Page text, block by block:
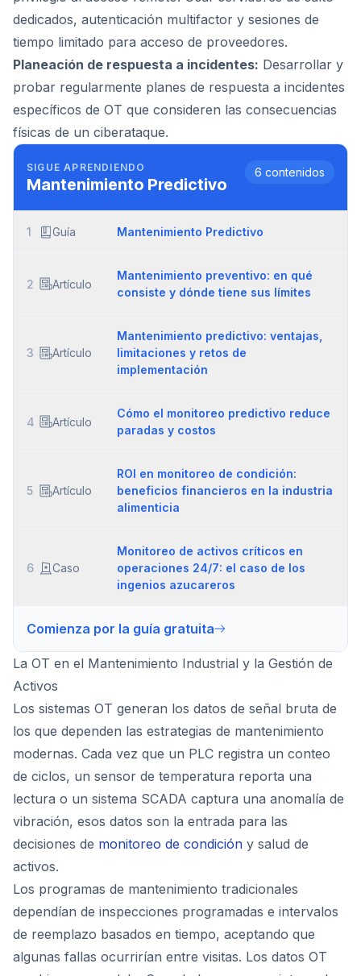
dedicados, autenticación multifactor y sesiones de
tiempo limitado para acceso de proveedores.
Planeación de respuesta a incidentes: Desarrollar y
probar regularmente planes de respuesta a incidentes
específicos de OT que consideren las consecuencias
físicas de un ciberataque.
SIGUE APRENDIENDO
Mantenimiento Predictivo
6 contenidos
1 Guía Mantenimiento Predictivo
2 Artículo
Mantenimiento preventivo: en qué
consiste y dónde tiene sus límites
3 Artículo
Mantenimiento predictivo: ventajas,
limitaciones y retos de
implementación
4 Artículo
Cómo el monitoreo predictivo reduce
paradas y costos
5 Artículo
ROI en monitoreo de condición:
beneficios financieros en la industria
alimenticia
6 Caso
Monitoreo de activos críticos en
operaciones 24/7: el caso de los
ingenios azucareros
Comienza por la guía gratuita
La OT en el Mantenimiento Industrial y la Gestión de
Activos
Los sistemas OT generan los datos de señal bruta de
los que dependen las estrategias de mantenimiento
modernas. Cada vez que un PLC registra un conteo
de ciclos, un sensor de temperatura reporta una
lectura o un sistema SCADA captura una anomalía de
vibración, esos datos son la entrada para las
decisiones de monitoreo de condición y salud de
activos.
Los programas de mantenimiento tradicionales
dependían de inspecciones programadas e intervalos
de reemplazo basados en tiempo, aceptando que
algunas fallas ocurrirían entre visitas. Los datos OT